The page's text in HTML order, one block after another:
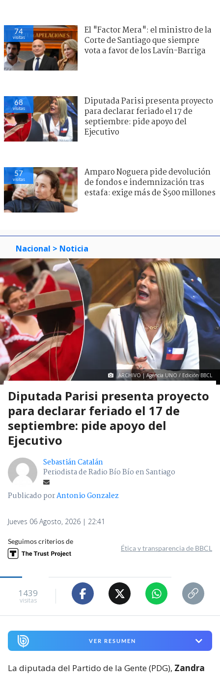
74
visitas
El "Factor Mera": el ministro de la
Corte de Santiago que siempre
vota a favor de los Lavín-Barriga
68
visitas
Diputada Parisi presenta proyecto
para declarar feriado el 17 de
septiembre: pide apoyo del
Ejecutivo
57
visitas
Amparo Noguera pide devolución
de fondos e indemnización tras
estafa: exige más de $500 millones
Nacional > Noticia
ARCHIVO | Agencia UNO / Edición BBCL
Diputada Parisi presenta proyecto
para declarar feriado el 17 de
septiembre: pide apoyo del
Ejecutivo
Sebastián Catalán
Periodista de Radio Bío Bío en Santiago
Publicado porAntonio Gonzalez
Jueves 06 Agosto, 2026 | 22:41
Seguimos criterios de
Ética y transparencia de BBCL
1439
visitas
VER RESUMEN
La diputada del Partido de la Gente (PDG), Zandra